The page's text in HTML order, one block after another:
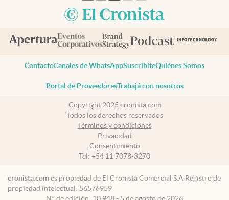
ContactoCanales de WhatsAppSuscribiteQuiénes Somos
Portal de ProveedoresTrabajá con nosotros
Copyright 2025 cronista.com
Todos los derechos reservados
Términos y condiciones
Privacidad
Consentimiento
Tel: +54 11 7078-3270
cronista.com es propiedad de El Cronista Comercial S.A Registro de
propiedad intelectual: 56576959